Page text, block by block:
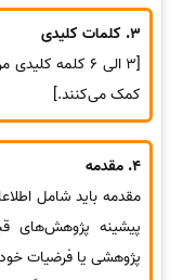
3. کلمات کلیدی
[3 الی 6 کلمه
کمک می‌کنند.]
4. مقدمه
مقدمه باید شامل
پیشینه پژوهش‌های
پژوهشی یا فرضیات خود